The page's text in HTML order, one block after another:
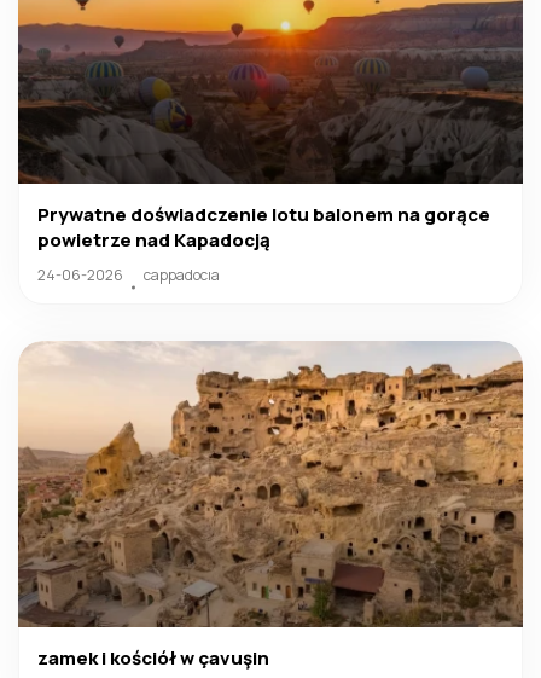
Prywatne doświadczenie lotu balonem na gorące
powietrze nad Kapadocją
24-06-2026 cappadocıa
zamek i kościół w çavuşin